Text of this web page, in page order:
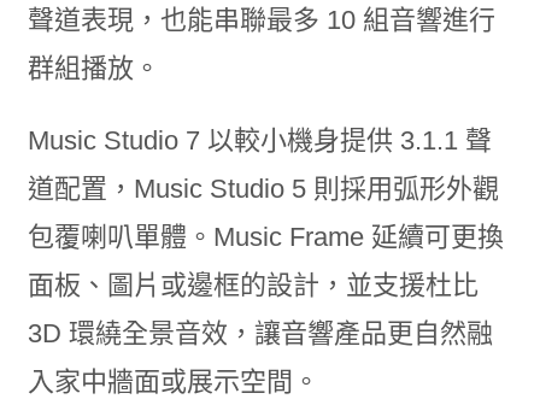
聲道表現，也能串聯最多 10 組音響進行
群組播放。
Music Studio 7 以較小機身提供 3.1.1 聲
道配置，Music Studio 5 則採用弧形外觀
包覆喇叭單體。Music Frame 延續可更換
面板、圖片或邊框的設計，並支援杜比
3D 環繞全景音效，讓音響產品更自然融
入家中牆面或展示空間。